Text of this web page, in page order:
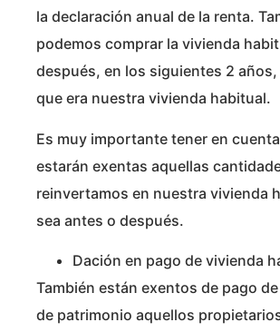
la declaración anual de la renta.
podemos comprar la vivienda
después, en los siguientes 2 años,
que era nuestra vivienda habitual.
Es muy importante tener en
estarán exentas aquellas
reinvertamos en nuestra vivienda
sea antes o después.
Dación en pago de vivienda
También están exentos de pago
de patrimonio aquellos